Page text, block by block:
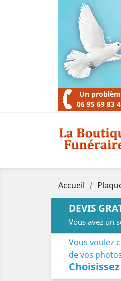
Un
06 95 69 83
Accueil
DEVIS
Vous avez un
Vous voulez
de vos